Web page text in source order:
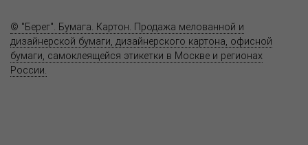
© "Берег". Бумага. Картон. Продажа мелованной и
дизайнерской бумаги, дизайнерского картона, офисной
бумаги, самоклеящейся этикетки в Москве и регионах
России.